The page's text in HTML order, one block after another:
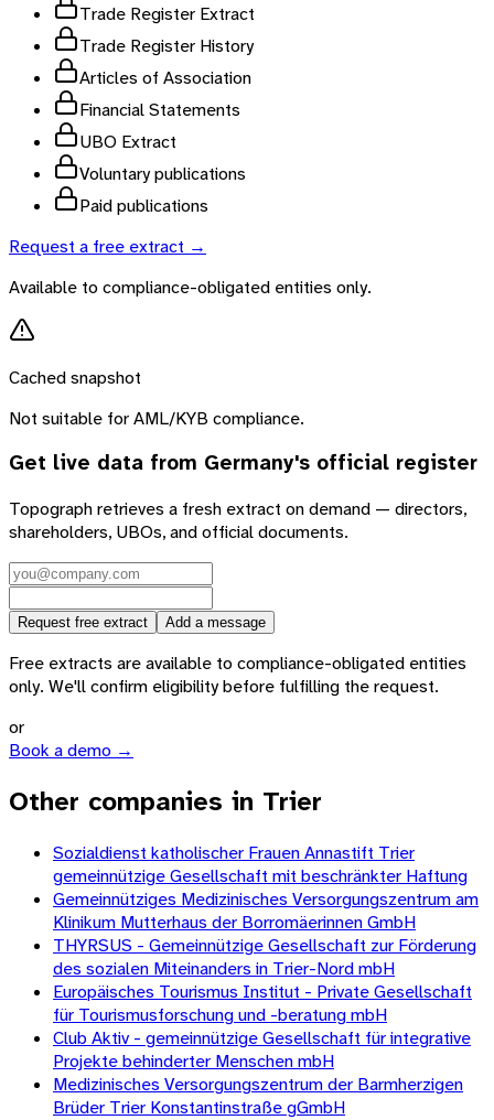
Trade Register Extract
Trade Register History
Articles of Association
Financial Statements
UBO Extract
Voluntary publications
Paid publications
Request a free extract →
Available to compliance-obligated entities only.
Cached snapshot
Not suitable for AML/KYB compliance.
Get live data from Germany's official register
Topograph retrieves a fresh extract on demand — directors,
shareholders, UBOs, and official documents.
Request free extract Add a message
Free extracts are available to compliance-obligated entities
only. We'll confirm eligibility before fulfilling the request.
or
Book a demo →
Other companies in Trier
Sozialdienst katholischer Frauen Annastift Trier
gemeinnützige Gesellschaft mit beschränkter Haftung
Gemeinnütziges Medizinisches Versorgungszentrum am
Klinikum Mutterhaus der Borromäerinnen GmbH
THYRSUS - Gemeinnützige Gesellschaft zur Förderung
des sozialen Miteinanders in Trier-Nord mbH
Europäisches Tourismus Institut - Private Gesellschaft
für Tourismusforschung und -beratung mbH
Club Aktiv - gemeinnützige Gesellschaft für integrative
Projekte behinderter Menschen mbH
Medizinisches Versorgungszentrum der Barmherzigen
Brüder Trier Konstantinstraße gGmbH